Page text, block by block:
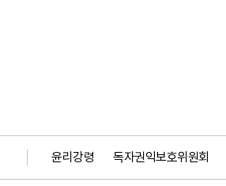
윤리강령 독자권익보호위원회